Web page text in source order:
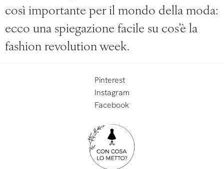
così importante per il mondo della moda:
ecco una spiegazione facile su cos’è la
fashion revolution week.
Pinterest
Instagram
Facebook